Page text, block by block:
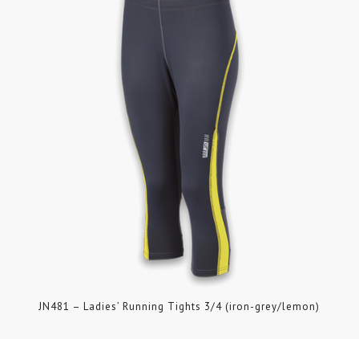
JN481 – Ladies’ Running Tights 3/4 (iron-grey/lemon)